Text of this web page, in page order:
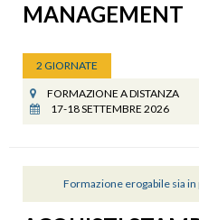
MANAGEMENT
2 GIORNATE
FORMAZIONE A DISTANZA
17-18 SETTEMBRE 2026
Formazione erogabile sia